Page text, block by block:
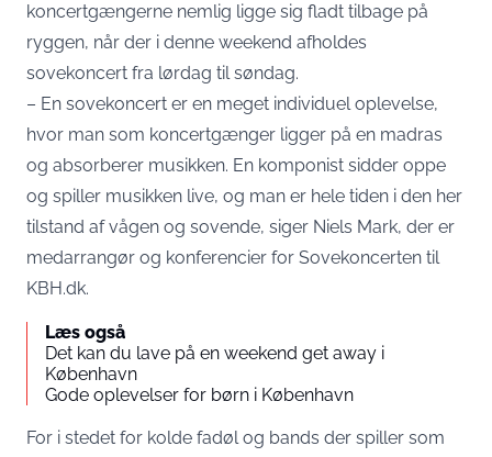
koncertgængerne nemlig ligge sig fladt tilbage på
ryggen, når der i denne weekend afholdes
sovekoncert fra lørdag til søndag.
– En sovekoncert er en meget individuel oplevelse,
hvor man som koncertgænger ligger på en madras
og absorberer musikken. En komponist sidder oppe
og spiller musikken live, og man er hele tiden i den her
tilstand af vågen og sovende, siger Niels Mark, der er
medarrangør og konferencier for Sovekoncerten til
KBH.dk.
Læs også
Det kan du lave på en weekend get away i
København
Gode oplevelser for børn i København
For i stedet for kolde fadøl og bands der spiller som